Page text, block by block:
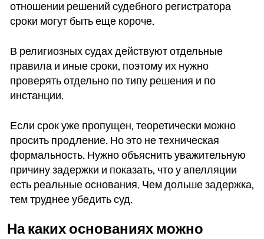
отношении решений судебного регистратора
сроки могут быть еще короче.
В религиозных судах действуют отдельные
правила и иные сроки, поэтому их нужно
проверять отдельно по типу решения и по
инстанции.
Если срок уже пропущен, теоретически можно
просить продление. Но это не техническая
формальность. Нужно объяснить уважительную
причину задержки и показать, что у апелляции
есть реальные основания. Чем дольше задержка,
тем труднее убедить суд.
На каких основаниях можно